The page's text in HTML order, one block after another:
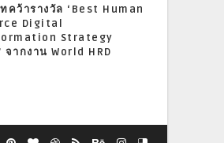
ทคว้ารางวัล ‘Best Human
Digital
Strategy
จากงาน World HRD